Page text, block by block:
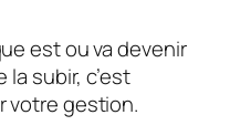
est ou va devenir
subir, c’est
votre gestion.